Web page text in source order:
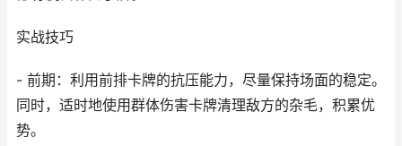
实战技巧
- 前期：利用前排卡牌的抗压能力，尽量保持场面的稳定。
同时，适时地使用群体伤害卡牌清理敌方的杂毛，积累优
势。